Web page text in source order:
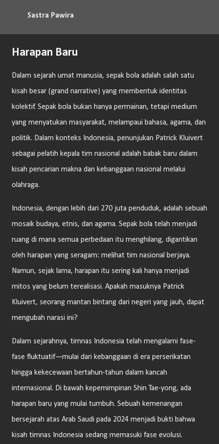
Langsung ke konten utama
Sastra Pawira
Harapan Baru
Dalam sejarah umat manusia, sepak bola adalah salah satu
kisah besar (grand narrative) yang membentuk identitas
kolektif. Sepak bola bukan hanya permainan, tetapi medium
yang menyatukan masyarakat, melampaui bahasa, agama, dan
politik. Dalam konteks Indonesia, penunjukan Patrick Kluivert
sebagai pelatih kepala tim nasional adalah babak baru dalam
kisah pencarian makna dan kebanggaan nasional melalui
olahraga.
Indonesia, dengan lebih dari 270 juta penduduk, adalah sebuah
mosaik budaya, etnis, dan agama. Sepak bola telah menjadi
ruang di mana semua perbedaan itu menghilang, digantikan
oleh harapan yang seragam: melihat tim nasional berjaya.
Namun, sejak lama, harapan itu sering kali hanya menjadi
mitos yang belum terealisasi. Apakah masuknya Patrick
Kluivert, seorang mantan bintang dari negeri yang jauh, dapat
mengubah narasi ini?
Dalam sejarahnya, timnas Indonesia telah mengalami fase-
fase fluktuatif—mulai dari kebanggaan di era perserikatan
hingga kekecewaan bertahun-tahun dalam kancah
internasional. Di bawah kepemimpinan Shin Tae-yong, ada
harapan baru yang mulai tumbuh. Sebuah kemenangan
bersejarah atas Arab Saudi pada 2024 menjadi bukti bahwa
kisah timnas Indonesia sedang memasuki fase evolusi.